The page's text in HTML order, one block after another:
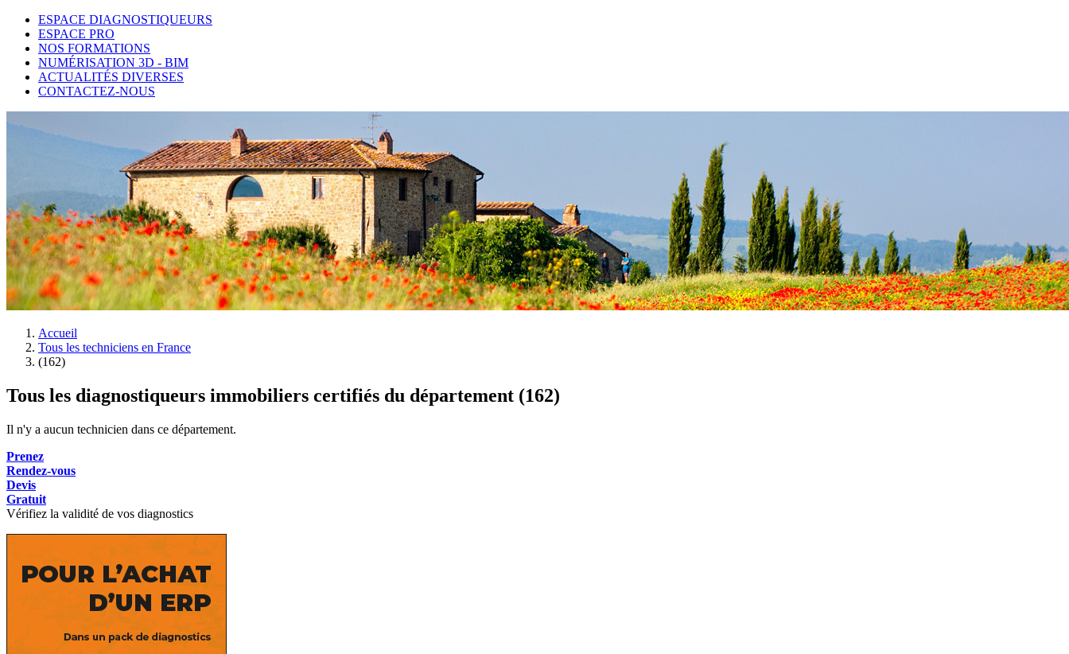
ESPACE DIAGNOSTIQUEURS
ESPACE PRO
NOS FORMATIONS
NUMÉRISATION 3D - BIM
ACTUALITÉS DIVERSES
CONTACTEZ-NOUS
Accueil
Tous les techniciens en France
(162)
Tous les diagnostiqueurs immobiliers certifiés du département (162)
Il n'y a aucun technicien dans ce département.
Prenez
Rendez-vous
Devis
Gratuit
Vérifiez la validité de vos diagnostics